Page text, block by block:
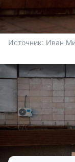
Источник: Иван